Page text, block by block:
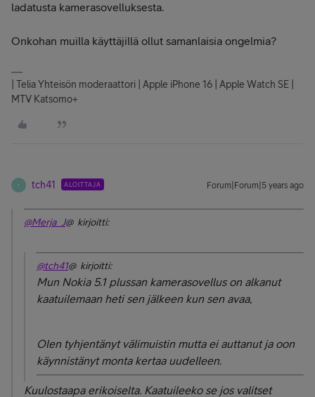
ladatusta kamerasovelluksesta.
Onkohan muilla käyttäjillä ollut samanlaisia ongelmia?
| Telia Yhteisön moderaattori | Apple iPhone 16 | Apple Watch SE |
MTV Katsomo+
T tch41 ALOITTAJA Forum|Forum|5 years ago
@Merja_J@ kirjoitti:
@tch41@ kirjoitti:
Mun Nokia 5.1 plussan kamerasovellus on alkanut
kaatuilemaan heti sen jälkeen kun sen avaa,
Olen tyhjentänyt välimuistin mutta ei auttanut ja oon
käynnistänyt monta kertaa uudelleen.
Kuulostaapa erikoiselta. Kaatuileeko se jos valitset